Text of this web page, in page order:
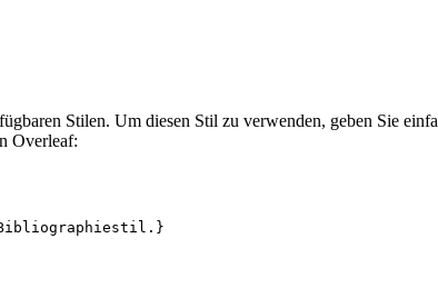
Stilen. Um diesen Stil zu verwenden, geben Sie
Overleaf:
Bibliographiestil.}